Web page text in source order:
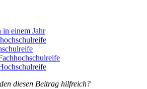
einem Jahr
diesen Beitrag hilfreich?